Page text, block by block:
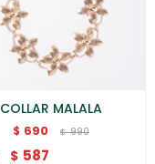
COLLAR MALALA
$ 690 $ 990
$ 587